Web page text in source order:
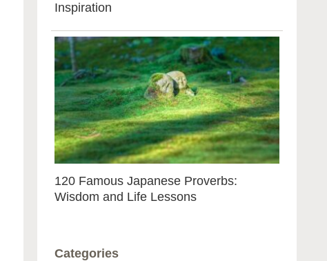
Inspiration
120 Famous Japanese Proverbs:
Wisdom and Life Lessons
Categories